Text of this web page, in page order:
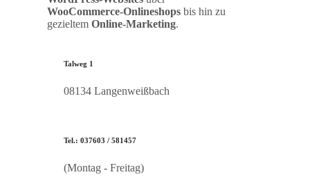
WooCommerce‑Onlineshops bis hin zu
gezieltem Online‑Marketing.
Talweg 1
08134 Langenweißbach
Tel.: 037603 / 581457
(Montag - Freitag)